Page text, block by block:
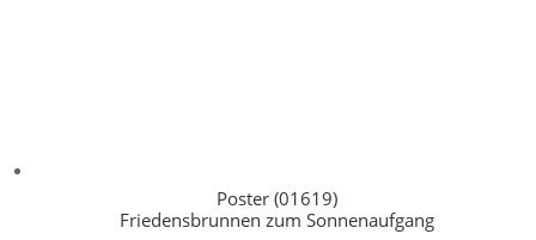
Poster (01619)
Friedensbrunnen zum Sonnenaufgang